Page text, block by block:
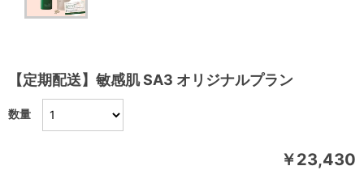
【定期配送】敏感肌 SA3 オリジナルプラン
￥23,430
数量